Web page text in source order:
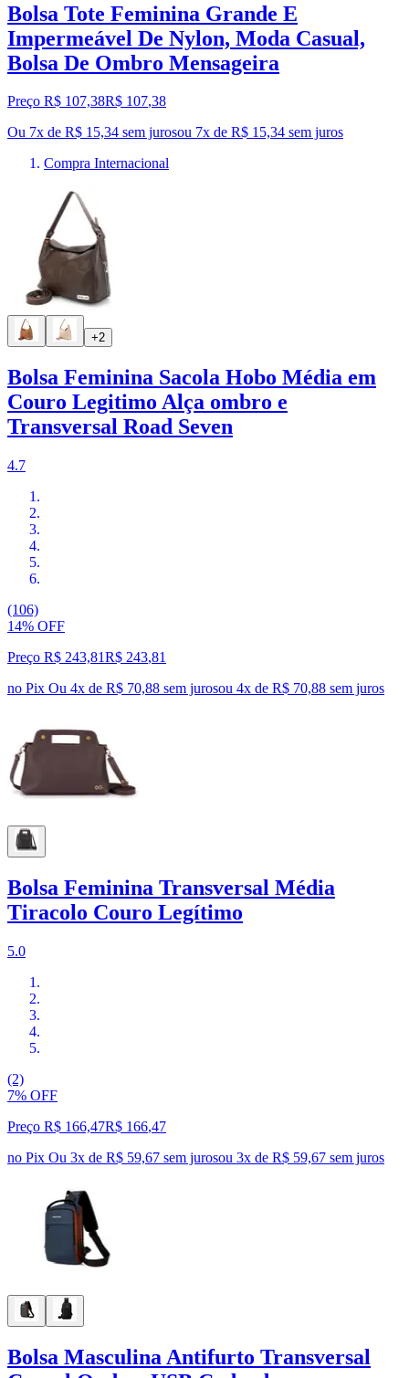
Bolsa Tote Feminina Grande E
Impermeável De Nylon, Moda Casual,
Bolsa De Ombro Mensageira
Preço R$ 107,38R$ 107,38
Ou 7x de R$ 15,34 sem jurosou 7x de R$ 15,34 sem juros
Compra Internacional
+2
Bolsa Feminina Sacola Hobo Média em
Couro Legitimo Alça ombro e
Transversal Road Seven
4.7
(106)
14% OFF
Preço R$ 243,81R$ 243,81
no Pix Ou 4x de R$ 70,88 sem jurosou 4x de R$ 70,88 sem juros
Bolsa Feminina Transversal Média
Tiracolo Couro Legítimo
5.0
(2)
7% OFF
Preço R$ 166,47R$ 166,47
no Pix Ou 3x de R$ 59,67 sem jurosou 3x de R$ 59,67 sem juros
Bolsa Masculina Antifurto Transversal